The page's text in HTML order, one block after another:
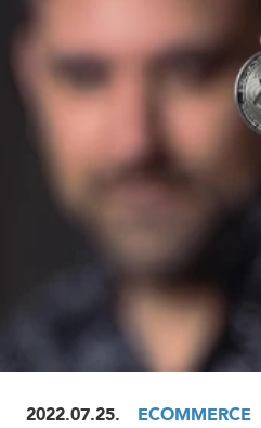
ELOLVASOM
2022.07.25. ECOMMERCE